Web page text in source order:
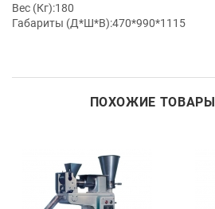
Вес (Кг):180
Габариты (Д*Ш*В):470*990*1115
ПОХОЖИЕ ТОВАРЫ